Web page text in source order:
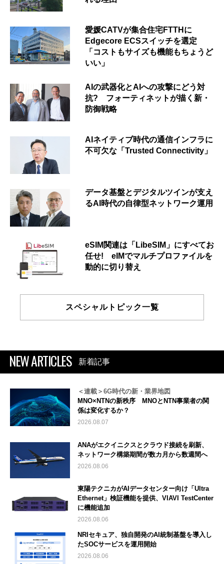
愛媛CATVが集合住宅FTTHに
Edgecore ECSスイッチを選定
「コストもサイズも機能もちょうど
いい」
AIの武器化とAIへの攻撃にどう対
抗? フォーティネットが描く新・
防御戦略
AIネイティブ時代の通信インフラに
不可欠な「Trusted Connectivity」
データ基盤とデジタルツインが支え
るAI時代の自律型ネットワーク運用
eSIM関連は「LibeSIM」にすべてお
任せ! eIMでマルチプロファイルを
動的に切り替え
スペシャルトピック一覧
NEW ARTICLES 新着記事
＜連載＞6G時代の新・業界地図
MNO×NTNの新秩序 MNOとNTN事業者の関
係は変化するか？
2026.08.07
ANAがエクイニクスとクラウド接続を刷新、
ネットワーク構築期間が数カ月から数週間へ
2026.08.06
東陽テクニカがAIデータセンター向け「Ultra
Ethernet」検証機能を提供、VIAVI TestCenter
に機能追加
2026.08.06
NRIセキュア、独自開発のAI統制基盤を導入し
たSOCサービスを運用開始
2026.08.06